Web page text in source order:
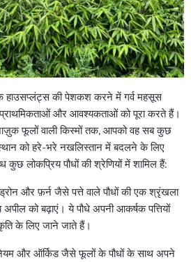
के हाउसप्लंट्स की पेशकश करने में गर्व महसूस
प्राथमिकताओं और आवश्यकताओं को पूरा करते हैं।
फूलों वाली किस्मों तक, आपको वह सब कुछ
को हरे-भरे नखलिस्तान में बदलने के लिए
कुछ लोकप्रिय पौधों की श्रेणियों में शामिल हैं:
और फ़र्न जैसे पत्ते वाले पौधों की एक श्रृंखला
को बढ़ाएं। ये पौधे अपनी आकर्षक पत्तियों
के लिए जाने जाते हैं।
और ऑर्किड जैसे फूलों के पौधों के साथ अपने